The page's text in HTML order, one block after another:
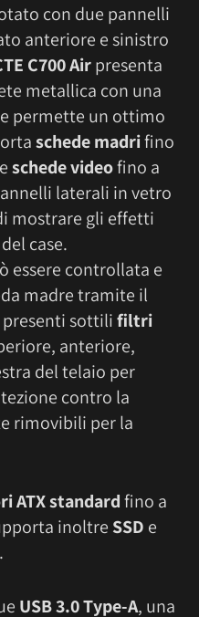
con due pannelli
anteriore e sinistro
C700 Airpresenta
metallica con una
permette un ottimo
schede madrifino
eschede videofino a
laterali in vetro
mostrare gli effetti
case.
essere controllata e
madre tramite il
sottilifiltri
anteriore,
del telaio per
contro la
rimovibili per la
ATX standardfino a
inoltre SSD e
USB 3.0 Type-A, una